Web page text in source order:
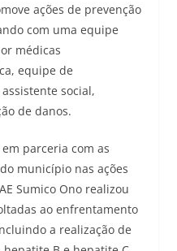
ações de prevenção
com uma equipe
médicas
equipe de
social,
de danos.
parceria com as
município nas ações
Sumico Ono realizou
ao enfrentamento
a realização de